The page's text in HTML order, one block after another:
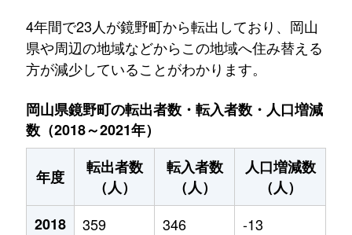
4年間で23人が鏡野町から転出しており、岡山
県や周辺の地域などからこの地域へ住み替える
方が減少していることがわかります。
岡山県鏡野町の転出者数・転入者数・人口増減
数（2018～2021年）
年度
転出者数
（人）
転入者数
（人）
人口増減数
（人）
2018
359 346
-13